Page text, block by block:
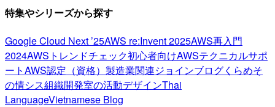
特集やシリーズから探す
Google Cloud Next ’25AWS re:Invent 2025AWS再入門
2024AWSトレンドチェック初心者向けAWSテクニカルサポ
ートAWS認定（資格） 製造業関連ジョインブログくらめそ
の情シス組織開発室の活動デザインThai
LanguageVietnamese Blog